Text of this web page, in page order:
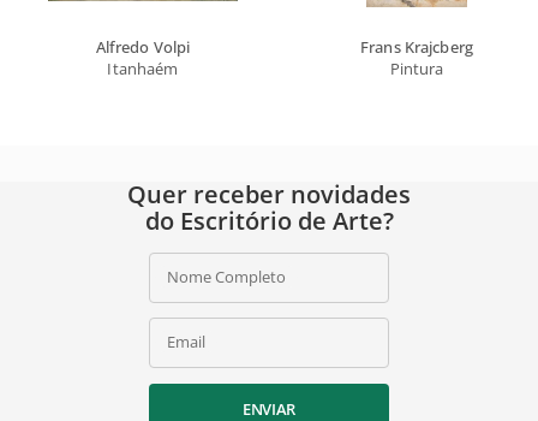
Alfredo Volpi
Itanhaém
Frans Krajcberg
Pintura
Quer receber novidades
do Escritório de Arte?
Nome Completo
Email
ENVIAR